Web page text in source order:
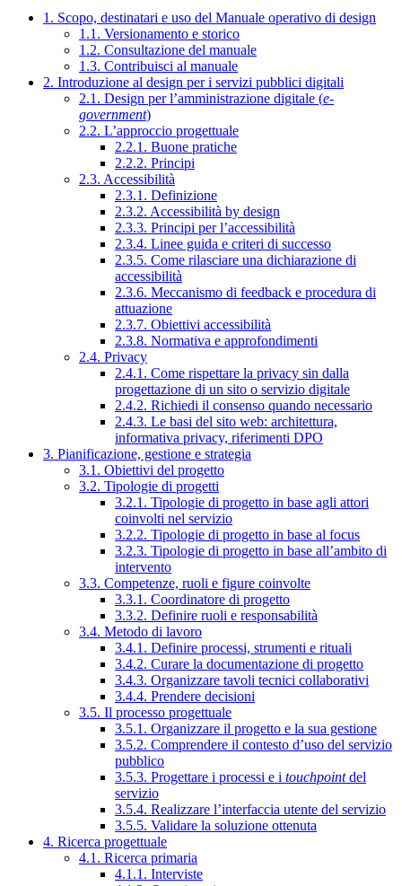
1. Scopo, destinatari e uso del Manuale operativo di design
1.1. Versionamento e storico
1.2. Consultazione del manuale
1.3. Contribuisci al manuale
2. Introduzione al design per i servizi pubblici digitali
2.1. Design per l’amministrazione digitale (e-
government)
2.2. L’approccio progettuale
2.2.1. Buone pratiche
2.2.2. Principi
2.3. Accessibilità
2.3.1. Definizione
2.3.2. Accessibilità by design
2.3.3. Principi per l’accessibilità
2.3.4. Linee guida e criteri di successo
2.3.5. Come rilasciare una dichiarazione di
accessibilità
2.3.6. Meccanismo di feedback e procedura di
attuazione
2.3.7. Obiettivi accessibilità
2.3.8. Normativa e approfondimenti
2.4. Privacy
2.4.1. Come rispettare la privacy sin dalla
progettazione di un sito o servizio digitale
2.4.2. Richiedi il consenso quando necessario
2.4.3. Le basi del sito web: architettura,
informativa privacy, riferimenti DPO
3. Pianificazione, gestione e strategia
3.1. Obiettivi del progetto
3.2. Tipologie di progetti
3.2.1. Tipologie di progetto in base agli attori
coinvolti nel servizio
3.2.2. Tipologie di progetto in base al focus
3.2.3. Tipologie di progetto in base all’ambito di
intervento
3.3. Competenze, ruoli e figure coinvolte
3.3.1. Coordinatore di progetto
3.3.2. Definire ruoli e responsabilità
3.4. Metodo di lavoro
3.4.1. Definire processi, strumenti e rituali
3.4.2. Curare la documentazione di progetto
3.4.3. Organizzare tavoli tecnici collaborativi
3.4.4. Prendere decisioni
3.5. Il processo progettuale
3.5.1. Organizzare il progetto e la sua gestione
3.5.2. Comprendere il contesto d’uso del servizio
pubblico
3.5.3. Progettare i processi e i touchpointdel
servizio
3.5.4. Realizzare l’interfaccia utente del servizio
3.5.5. Validare la soluzione ottenuta
4. Ricerca progettuale
4.1. Ricerca primaria
4.1.1. Interviste